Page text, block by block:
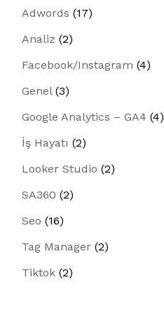
Adwords (17)
Analiz (2)
Facebook/Instagram (4)
Genel(3)
Google Analytics – GA4 (4)
İş Hayatı (2)
Looker Studio (2)
SA360 (2)
Seo (16)
Tag Manager (2)
Tiktok (2)